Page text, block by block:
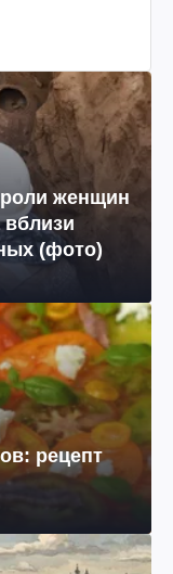
роли женщин
(фото)
рецепт